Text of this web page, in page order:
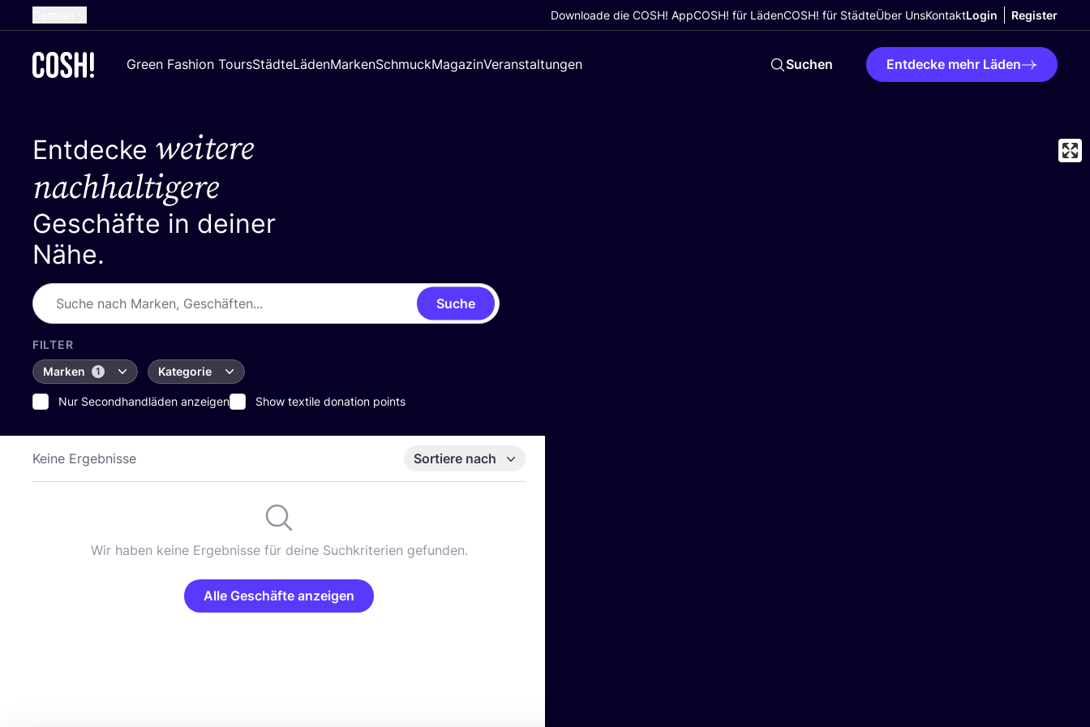
Dutch
Spanish
Downloade die COSH! AppCOSH! für LädenCOSH! für StädteÜber UnsKontaktLogin Register
Green Fashion ToursStädteLädenMarkenSchmuckMagazinVeranstaltungen Suchen Entdecke mehr Läden
Entdecke weitere
nachhaltigere
Geschäfte in deiner
Nähe.
Suche
FILTER
Marken
1 Kategorie
Nur Secondhandläden anzeigen Show textile donation points
Keine Ergebnisse Sortiere nach
Wir haben keine Ergebnisse für deine Suchkriterien gefunden.
Alle Geschäfte anzeigen